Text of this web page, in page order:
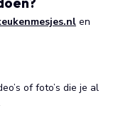
en
of foto’s die je al